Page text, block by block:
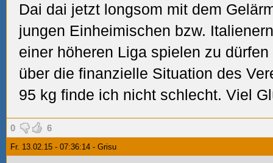
Dai dai jetzt longsom mit dem
jungen Einheimischen bzw.
einer höheren Liga spielen zu
über die finanzielle Situation des
95 kg finde ich nicht schlecht. Viel
0 6
Fr. 13.02.15 - 07:36:14 - Grisu